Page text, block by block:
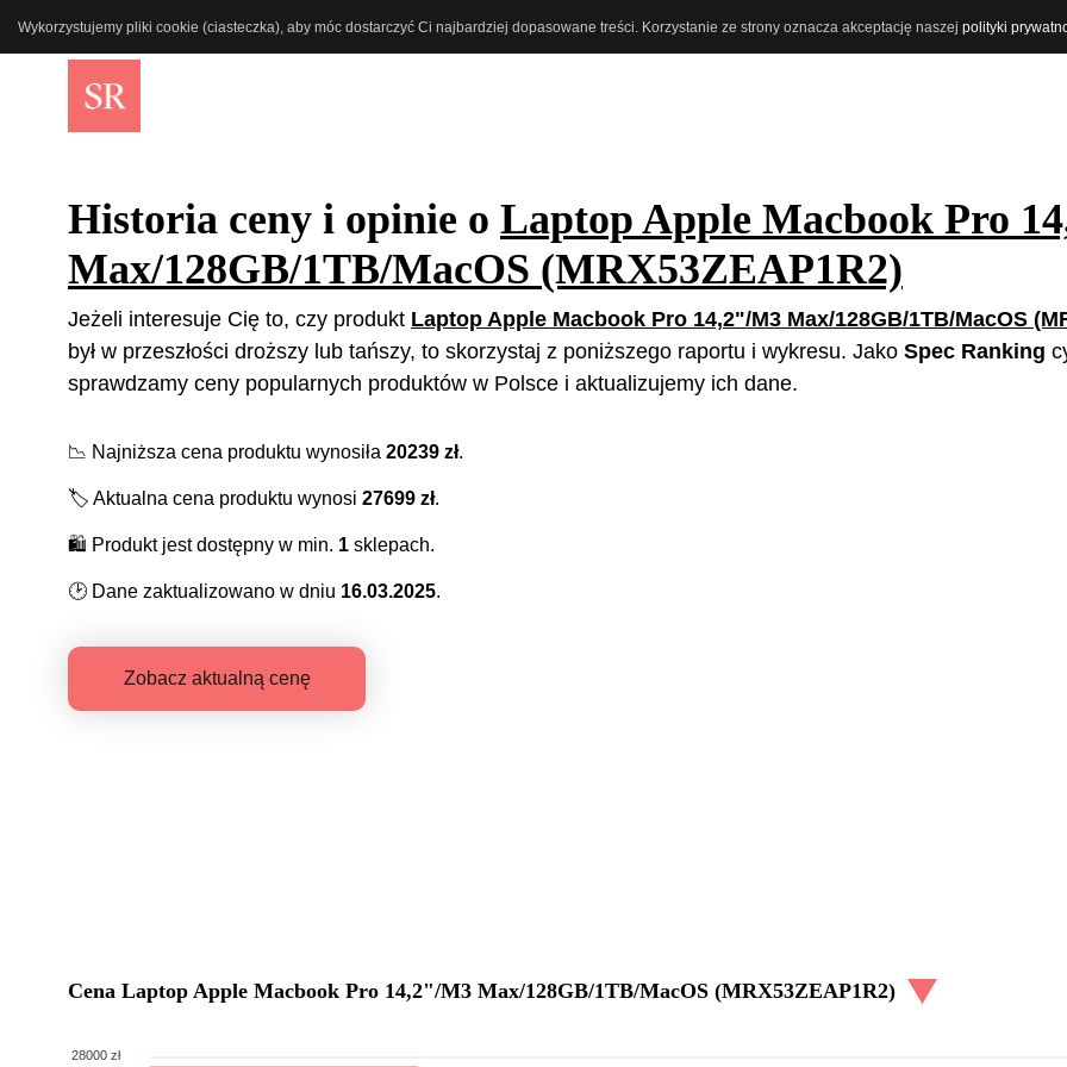
Wykorzystujemy pliki cookie (ciasteczka), aby móc dostarczyć Ci najbardziej dopasowane treści. Korzystanie ze strony oznacza akceptację naszej polityki
Historia ceny i opinie o Laptop Apple Macbook Pro
Max/128GB/1TB/MacOS (MRX53ZEAP1R2)
Jeżeli interesuje Cię to, czy produkt Laptop Apple Macbook Pro 14,2"/M3 Max/128GB/1TB/MacOS
był w przeszłości droższy lub tańszy, to skorzystaj z poniższego raportu i wykresu. Jako Spec Ranking
sprawdzamy ceny popularnych produktów w Polsce i aktualizujemy ich dane.
📉 Najniższa cena produktu wynosiła 20239 zł.
🏷️ Aktualna cena produktu wynosi 27699 zł.
🛍️ Produkt jest dostępny w min. 1 sklepach.
🕑 Dane zaktualizowano w dniu 16.03.2025.
Zobacz aktualną cenę
Cena Laptop Apple Macbook Pro 14,2"/M3 Max/128GB/1TB/MacOS (MRX53ZEAP1R2)
28000 zł